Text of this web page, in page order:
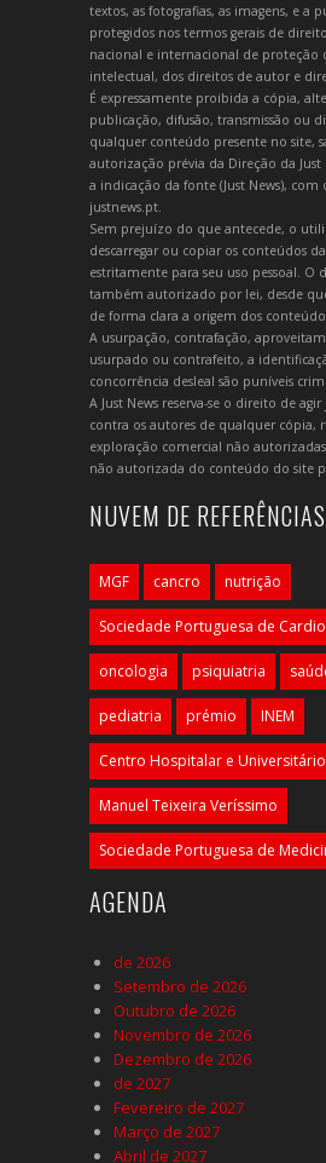
textos, as fotografias, as imagens, e a
protegidos nos termos gerais de
nacional e internacional de proteção
intelectual, dos direitos de autor e
É expressamente proibida a cópia,
publicação, difusão, transmissão ou
qualquer conteúdo presente no site,
autorização prévia da Direção da Just
a indicação da fonte (Just News), com
justnews.pt.
Sem prejuízo do que antecede, o
descarregar ou copiar os conteúdos da
estritamente para seu uso pessoal. O
também autorizado por lei, desde
de forma clara a origem dos
A usurpação, contrafação,
usurpado ou contrafeito, a
concorrência desleal são puníveis
A Just News reserva-se o direito de
contra os autores de qualquer cópia,
exploração comercial não
não autorizada do conteúdo do site
NUVEM DE REFERÊNCIAS
MGF cancro nutrição
Sociedade Portuguesa de
oncologia psiquiatria
pediatria prémio INEM
Centro Hospitalar e
Manuel Teixeira Veríssimo
Sociedade Portuguesa de
AGENDA
de 2026
Setembro de 2026
Outubro de 2026
Novembro de 2026
Dezembro de 2026
de 2027
Fevereiro de 2027
Março de 2027
Abril de 2027